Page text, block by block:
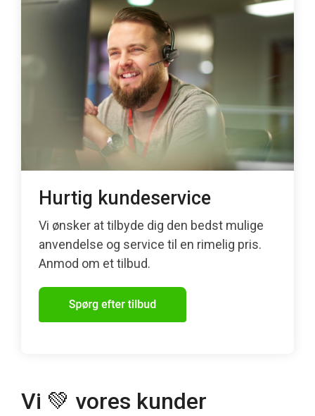
Hurtig kundeservice
Vi ønsker at tilbyde dig den bedst mulige
anvendelse og service til en rimelig pris.
Anmod om et tilbud.
Vi 💚 vores kunder